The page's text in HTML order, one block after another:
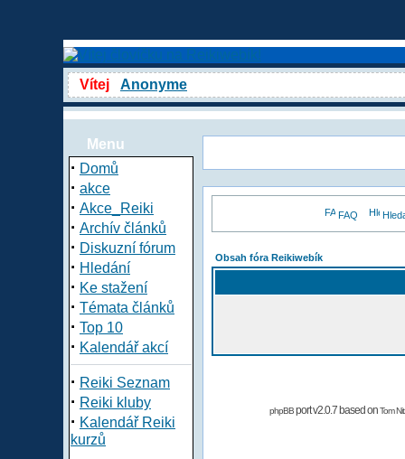
Vítej Anonyme
Menu
· Domů
· akce
· Akce_Reiki
· Archív článků
· Diskuzní fórum
· Hledání
· Ke stažení
· Témata článků
· Top 10
· Kalendář akcí
· Reiki Seznam
· Reiki kluby
· Kalendář Reiki
kurzů
FAQ
Obsah fóra Reikiwebík
phpBBport v2.0.7 based onTom